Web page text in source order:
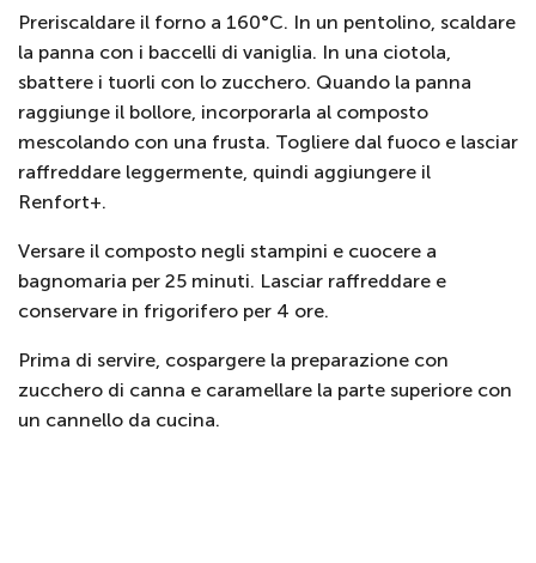
Preriscaldare il forno a 160°C. In un pentolino, scaldare
la panna con i baccelli di vaniglia. In una ciotola,
sbattere i tuorli con lo zucchero. Quando la panna
raggiunge il bollore, incorporarla al composto
mescolando con una frusta. Togliere dal fuoco e lasciar
raffreddare leggermente, quindi aggiungere il
Renfort+.
Versare il composto negli stampini e cuocere a
bagnomaria per 25 minuti. Lasciar raffreddare e
conservare in frigorifero per 4 ore.
Prima di servire, cospargere la preparazione con
zucchero di canna e caramellare la parte superiore con
un cannello da cucina.